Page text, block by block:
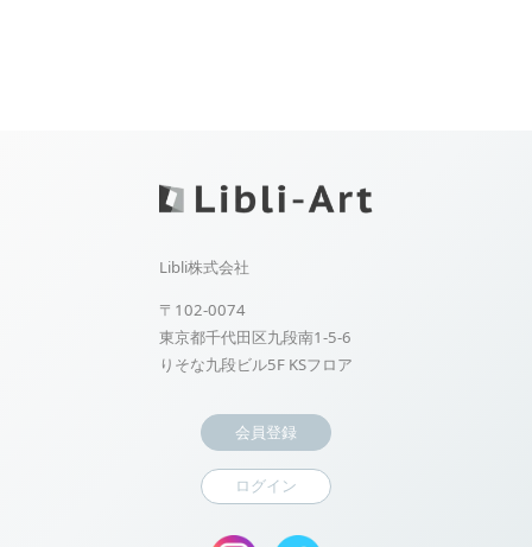
Libli株式会社
〒102-0074
東京都千代田区九段南1-5-6
りそな九段ビル5F KSフロア
会員登録
ログイン